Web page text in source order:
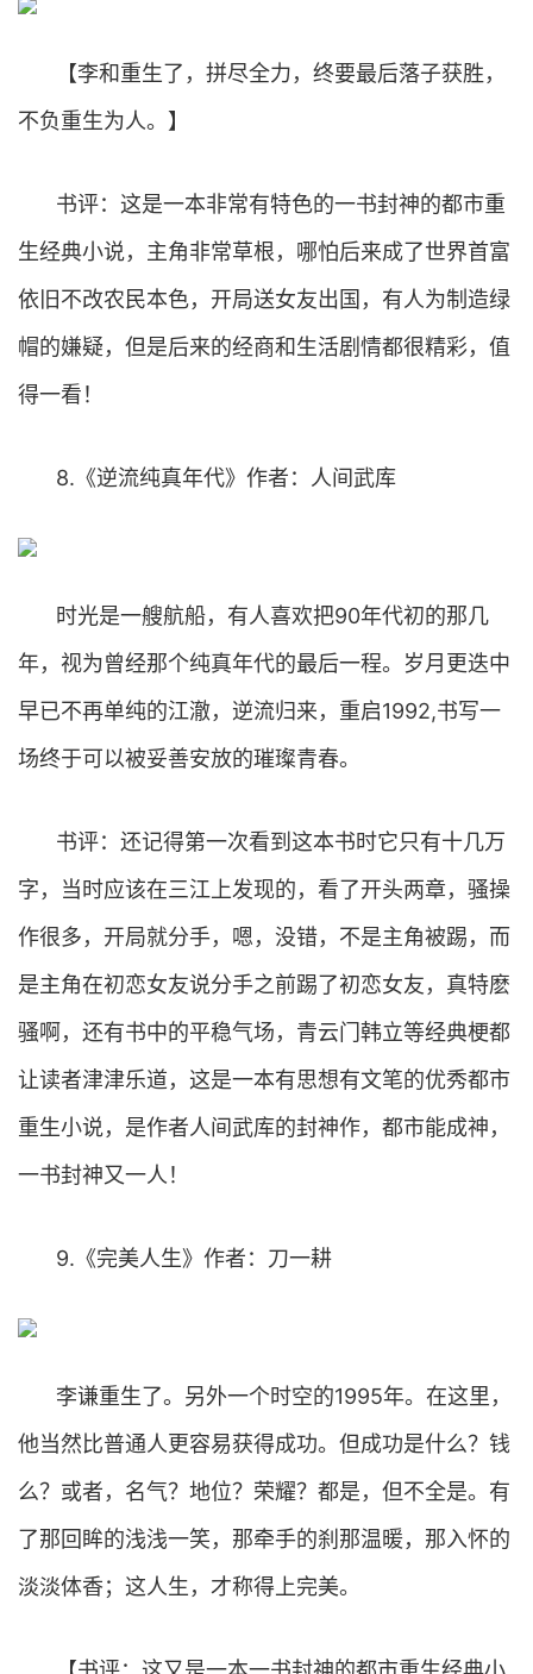
【李和重生了，拼尽全力，终要最后落子获胜，
不负重生为人。】
书评：这是一本非常有特色的一书封神的都市重
生经典小说，主角非常草根，哪怕后来成了世界首富
依旧不改农民本色，开局送女友出国，有人为制造绿
帽的嫌疑，但是后来的经商和生活剧情都很精彩，值
得一看！
8.《逆流纯真年代》作者：人间武库
时光是一艘航船，有人喜欢把90年代初的那几
年，视为曾经那个纯真年代的最后一程。岁月更迭中
早已不再单纯的江澈，逆流归来，重启1992,书写一
场终于可以被妥善安放的璀璨青春。
书评：还记得第一次看到这本书时它只有十几万
字，当时应该在三江上发现的，看了开头两章，骚操
作很多，开局就分手，嗯，没错，不是主角被踢，而
是主角在初恋女友说分手之前踢了初恋女友，真特麽
骚啊，还有书中的平稳气场，青云门韩立等经典梗都
让读者津津乐道，这是一本有思想有文笔的优秀都市
重生小说，是作者人间武库的封神作，都市能成神，
一书封神又一人！
9.《完美人生》作者：刀一耕
李谦重生了。另外一个时空的1995年。在这里，
他当然比普通人更容易获得成功。但成功是什么？钱
么？或者，名气？地位？荣耀？都是，但不全是。有
了那回眸的浅浅一笑，那牵手的刹那温暖，那入怀的
淡淡体香；这人生，才称得上完美。